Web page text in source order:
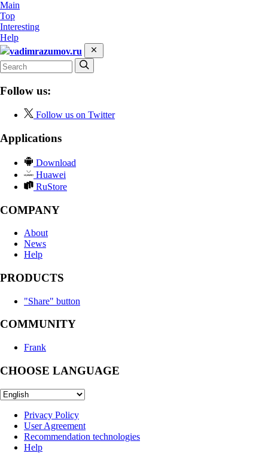
Main
Top
Interesting
Help
vadimrazumov.ru
Follow us:
Follow us on Twitter
Applications
Download
Huawei
RuStore
COMPANY
About
News
Help
PRODUCTS
"Share" button
COMMUNITY
Frank
CHOOSE LANGUAGE
Privacy Policy
User Agreement
Recommendation technologies
Help